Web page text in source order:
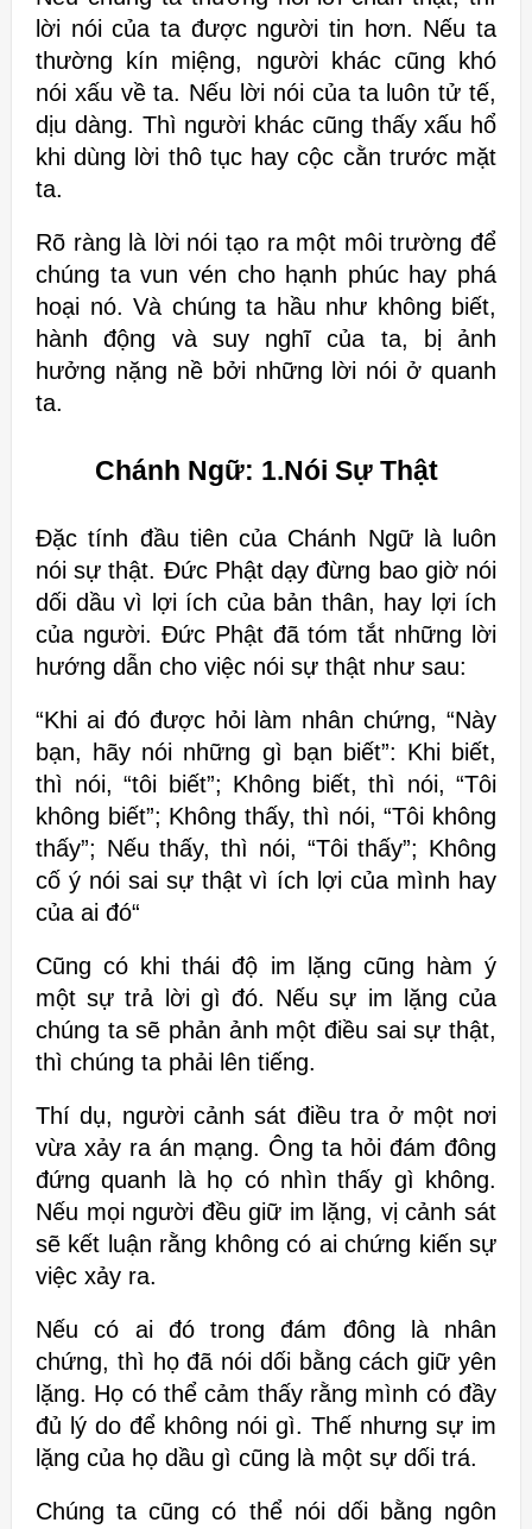
lời nói của ta được người tin hơn. Nếu ta
thường kín miệng, người khác cũng khó
nói xấu về ta. Nếu lời nói của ta luôn tử tế,
dịu dàng. Thì người khác cũng thấy xấu hổ
khi dùng lời thô tục haycộc cằn trước mặt
ta.
Rõ ràng là lời nói tạo ra một môi trường để
chúng ta vun vén cho hạnh phúc hay phá
hoại nó. Và chúng ta hầu như không biết,
hành động và suy nghĩ của ta, bị ảnh
hưởng nặng nề bởi những lời nói ở quanh
ta.
Chánh Ngữ: 1.Nói Sự Thật
Đặc tính đầu tiên của Chánh Ngữ là luôn
nói sự thật. Đức Phật dạyđừng bao giờ nói
dối dầu vì lợi ích của bản thân, hay lợi ích
của người. Đức Phật đã tóm tắt những lời
hướng dẫn cho việc nói sự thật như sau:
“Khi ai đó được hỏi làm nhân chứng, “Này
bạn, hãy nói những gì bạn biết”: Khi biết,
thì nói, “tôi biết”; Không biết, thì nói, “Tôi
không biết”; Không thấy, thì nói, “Tôi không
thấy”; Nếu thấy, thì nói, “Tôi thấy”; Không
cố ý nói sai sự thật vì ích lợi của mình hay
của ai đó“
Cũng có khi thái độ im lặng cũng hàm ý
một sự trả lời gì đó. Nếu sự im lặng của
chúng ta sẽ phản ảnh một điều saisự thật,
thì chúng ta phải lên tiếng.
Thí dụ, người cảnh sát điều tra ở một nơi
vừa xảy ra án mạng. Ông ta hỏi đám đông
đứng quanh là họ có nhìn thấy gì
không.
Nếu mọi người đều giữ im lặng, vị cảnh sát
sẽ kết luận rằng khôngcó ai chứng kiến sự
việc xảy ra.
Nếu có ai đó trong đám đông là nhân
chứng, thì họ đã nói dối bằng cách giữ yên
lặng. Họ có thể cảm thấy rằng mình có đầy
đủ lý do để không nói gì. Thế nhưng sự im
lặng của họ dầu gì cũng là một sự dối trá.
Chúng ta cũng có thể nói dối bằng ngôn